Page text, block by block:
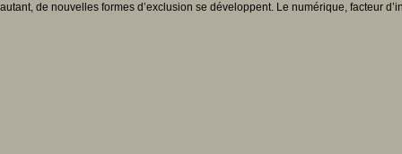
de nouvelles formes d’exclusion se développent. Le numérique, facteur